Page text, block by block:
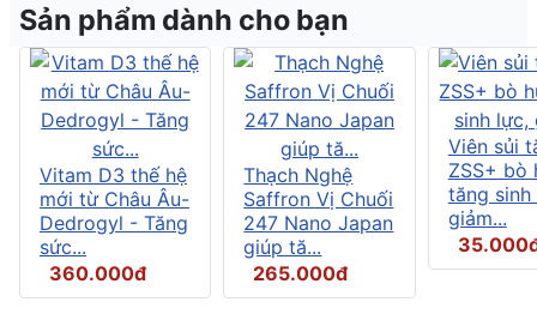
Sản phẩm dành cho bạn
Vitam D3 thế hệ
mới từ Châu Âu-
Dedrogyl - Tăng
sức...
360.000đ
Thạch Nghệ
Saffron Vị Chuối
247 Nano Japan
giúp tă...
265.000đ
Viên sủi
ZSS+ bò
tăng sinh
giảm...